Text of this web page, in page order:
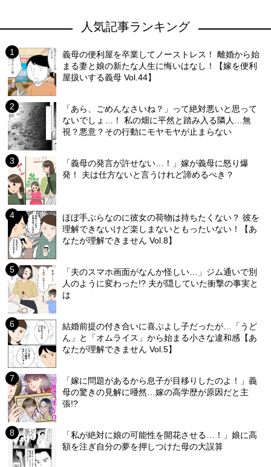
人気記事ランキング
義母の便利屋を卒業してノーストレス！ 離婚から始
まる妻と娘の新たな人生に悔いはなし！【嫁を便利
屋扱いする義母 Vol.44】
「あら、ごめんなさいね？」って絶対悪いと思って
ないでしょ…！ 私の畑に平然と踏み入る隣人…無
視？悪意？その行動にモヤモヤが止まらない
「義母の発言が許せない…！」嫁が義母に怒り爆
発！ 夫は仕方ないと言うけれど諦めるべき？
ほぼ手ぶらなのに彼女の荷物は持ちたくない？ 彼を
理解できないけど楽しまないともったいない！【あ
なたが理解できません Vol.8】
「夫のスマホ画面がなんか怪しい…」ジム通いで別
人のように変わった!? 夫が隠していた衝撃の事実と
は
結婚前提の付き合いに喜ぶよし子だったが…「うど
ん」と「オムライス」から始まる小さな違和感【あ
なたが理解できません Vol.5】
「嫁に問題があるから息子が目移りしたのよ！」義
母の驚きの見解に唖然…嫁の高学歴が原因だと主
張!?
「私が絶対に娘の可能性を開花させる…！」娘に高
額を注ぎ自分の夢を押しつけた母の大誤算